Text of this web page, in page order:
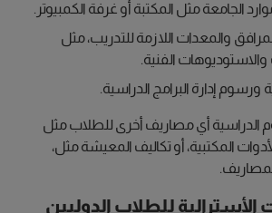
الجامعة مثل المكتبة أو غرفة الكمبيوتر.
والمعدات اللازمة للتدريب، مثل
الفنية.
ورسوم إدارة البرامج الدراسية.
الدراسية أي مصاريف أخرى للطلاب مثل
المكتبية، أو تكاليف المعيشة مثل،
للطلاب الدوليين